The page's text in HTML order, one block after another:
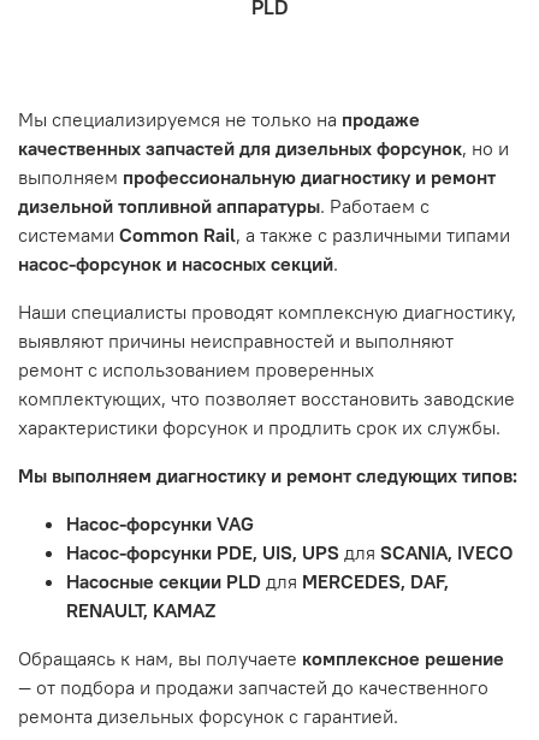
знакомы с основными правилами обслуживания и
неисправности, вызванные нарушением правил
обслуживания или эксплуатации автомобиля. Если у вас
возникнут проблемы с отремонтированной системой,
мы обязательно разберемся в ситуации и предложим
решение. Однако если проблема вызвана одним из
перечисленных выше факторов, мы не сможем
Гарантия не распространяется на следующие случаи:
Истек гарантийный срок.
Товар является расходным материалом, который
тормозные колодки, диски сцепления, свечи зажигания
Неисправности вызваны ДТП, неправильной установкой
или чрезмерным износом.
Неисправность топливной системы или системы
впуска/выпуска.
PLD
Мы специализируемся не только на продаже
качественных запчастей для дизельных форсунок, но и
выполняем профессиональную диагностику и ремонт
дизельной топливной аппаратуры. Работаем с
системами Common Rail, а также с различными типами
насос-форсунок и насосных секций.
Наши специалисты проводят комплексную диагностику,
выявляют причины неисправностей и выполняют
ремонт с использованием проверенных
комплектующих, что позволяет восстановить заводские
характеристики форсунок и продлить срок их службы.
Мы выполняем диагностику и ремонт следующих типов:
Насос-форсунки VAG
Насос-форсунки PDE, UIS, UPS для SCANIA, IVECO
Насосные секции PLD для MERCEDES, DAF,
RENAULT, KAMAZ
Обращаясь к нам, вы получаете комплексное решение
— от подбора и продажи запчастей до качественного
ремонта дизельных форсунок с гарантией.